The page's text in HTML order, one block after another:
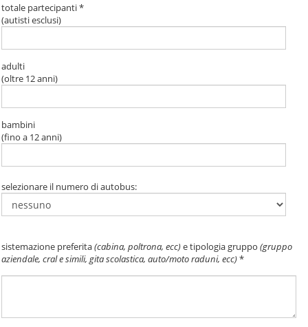
totale partecipanti *
(autisti esclusi)
adulti
(oltre 12 anni)
bambini
(fino a 12 anni)
selezionare il numero di autobus:
sistemazione preferita(cabina, poltrona, ecc)e tipologia gruppo (gruppo
aziendale, cral e simili, gita scolastica, auto/moto raduni, ecc)*